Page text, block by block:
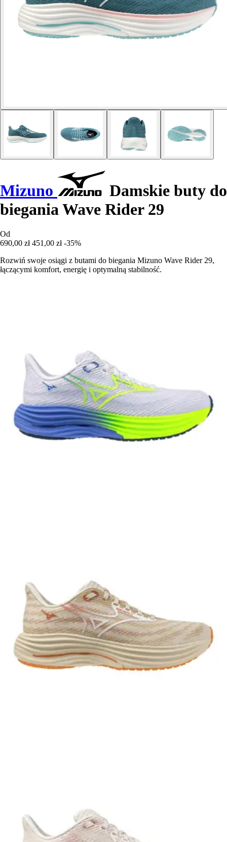
Mizuno
Damskie buty do
biegania Wave Rider 29
Od
690,00 zł 451,00 zł -35%
Rozwiń swoje osiągi z butami do biegania Mizuno Wave Rider 29,
łączącymi komfort, energię i optymalną stabilność.